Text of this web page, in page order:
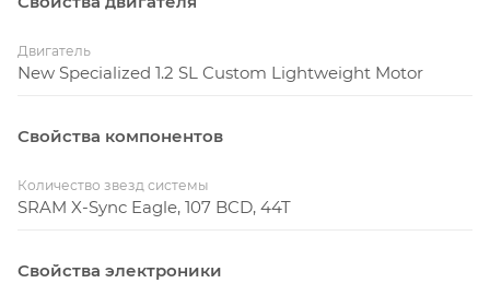
Двигатель
New Specialized 1.2 SL Custom Lightweight Motor
Свойства компонентов
Количество звезд системы
SRAM X-Sync Eagle, 107 BCD, 44T
Свойства электроники